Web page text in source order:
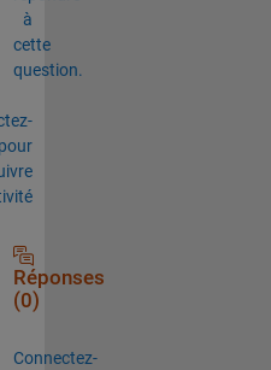
à
cette
question.
Réponses
(0)
Connectez-